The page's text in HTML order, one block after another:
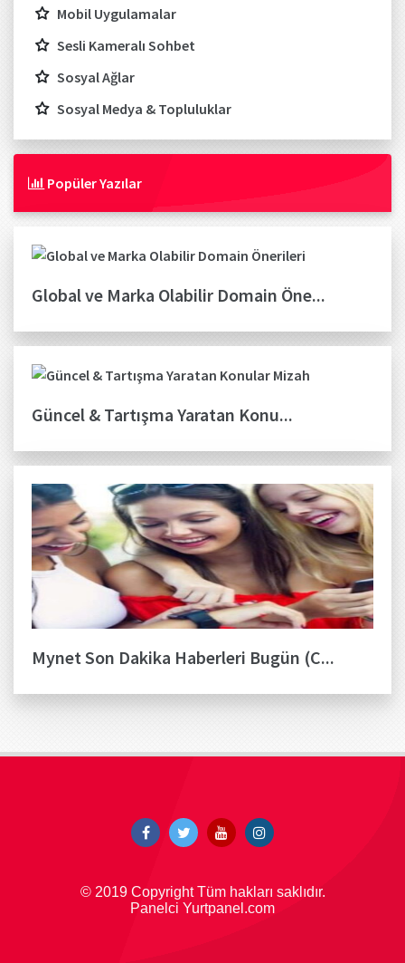
Mobil Uygulamalar
Sesli Kameralı Sohbet
Sosyal Ağlar
Sosyal Medya & Topluluklar
Popüler Yazılar
Global ve Marka Olabilir Domain Öne...
Güncel & Tartışma Yaratan Konu...
Mynet Son Dakika Haberleri Bugün (C...
© 2019 Copyright Tüm hakları saklıdır.
Panelci Yurtpanel.com